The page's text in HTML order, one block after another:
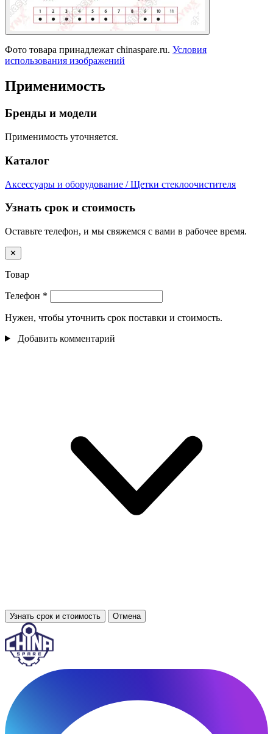
Фото товара принадлежат chinaspare.ru. Условия
использования изображений
Применимость
Бренды и модели
Применимость уточняется.
Каталог
Аксессуары и оборудование / Щетки стеклоочистителя
Узнать срок и стоимость
Оставьте телефон, и мы свяжемся с вами в рабочее время.
✕
Товар
Телефон *
Нужен, чтобы уточнить срок поставки и стоимость.
Добавить комментарий
Узнать срок и стоимость Отмена